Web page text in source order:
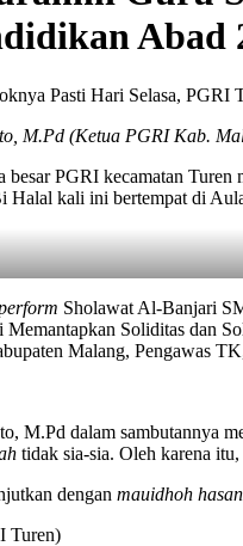
Abad
Pasti Hari Selasa, PGRI
M.Pd (Ketua PGRI Kab.
PGRI kecamatan Turen
Halal kali ini bertempat di
Sholawat Al-Banjari
Memantapkan Soliditas dan
Malang, Pengawas
M.Pd dalam sambutannya
tidak sia-sia. Oleh karena
dengan mauidhoh
Turen)